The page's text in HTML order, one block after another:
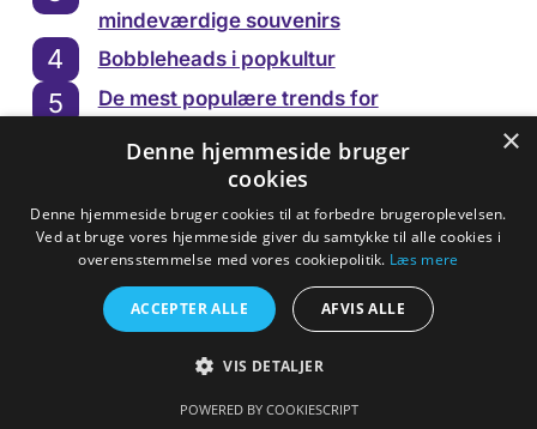
mindeværdige souvenirs
Bobbleheads i popkultur
De mest populære trends for
Sådan laver du 3D printet bobblehead af
Sådan designes og tilpasses din egen
bobblehead
Hvad er et bobblehead?
×
Denne hjemmeside bruger
cookies
Denne hjemmeside bruger cookies til at forbedre brugeroplevelsen.
Ved at bruge vores hjemmeside giver du samtykke til alle cookies i
overensstemmelse med vores cookiepolitik. Læs mere
ACCEPTER ALLE AFVIS ALLE
VIS DETALJER
POWERED BY COOKIESCRIPT